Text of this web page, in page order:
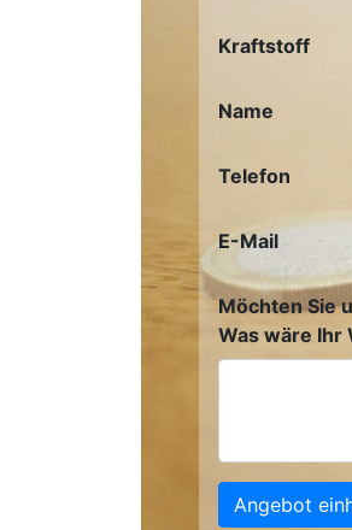
Kraftstoff
Name
Telefon
E-Mail
Möchten Sie
Was wäre Ihr
Angebot